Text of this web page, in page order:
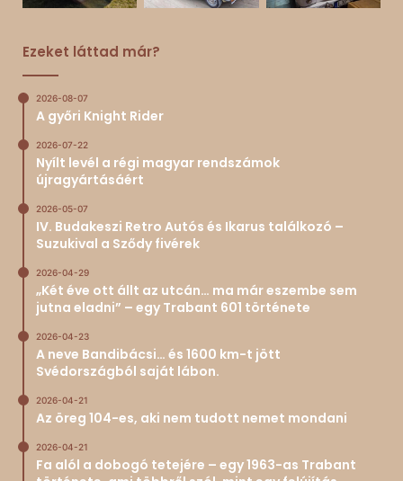
Ezeket láttad már?
2026-08-07
A győri Knight Rider
2026-07-22
Nyílt levél a régi magyar rendszámok
újragyártásáért
2026-05-07
IV. Budakeszi Retro Autós és Ikarus találkozó –
Suzukival a Sződy fivérek
2026-04-29
„Két éve ott állt az utcán… ma már eszembe sem
jutna eladni” – egy Trabant 601 története
2026-04-23
A neve Bandibácsi… és 1600 km-t jött
Svédországból saját lábon.
2026-04-21
Az öreg 104-es, aki nem tudott nemet mondani
2026-04-21
Fa alól a dobogó tetejére – egy 1963-as Trabant